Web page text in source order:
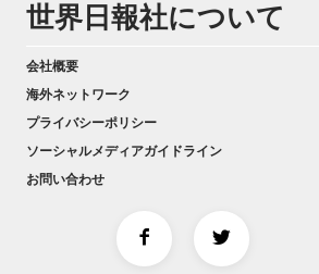
世界日報社について
会社概要
海外ネットワーク
プライバシーポリシー
ソーシャルメディアガイドライン
お問い合わせ